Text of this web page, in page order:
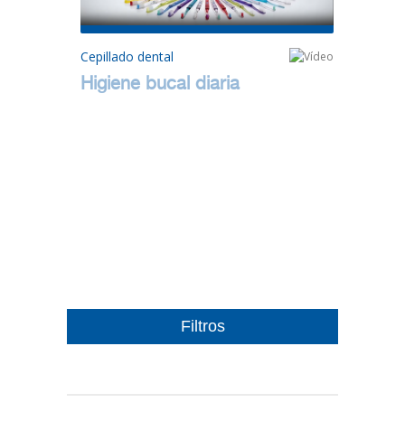
Cepillado dental
Higiene bucal diaria
Filtros